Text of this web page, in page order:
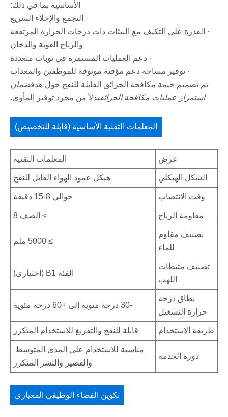
الأساسية بما في ذلك:
· التجمع والإخلاء السريع
· القدرة على التكيف مع البيئات ذات درجات الحرارة المرتفعة
والرياح القوية والدخان
· دعم العمليات المستمرة في نوبات متعددة
· توفير مساحة دعم مؤقتة موثوقة للموظفين والمعدات
تم تصميم خيمة مكافحة الحرائق القابلة للنفخ حول هدفضمان
استمرار عمليات مكافحة الحرائقبدلاً من مجرد توفير المأوى.
المعلمات التقنية الأساسية (قابلة للتخصيص)
غرض المعلمات التقنية
الشكل الهيكلي هيكل عمود الهواء القابل للنفخ
وقت الانتصاب حوالي 8-15 دقيقة
مقاومة الرياح ≥ الصف 8
تصنيف مقاوم
للماء
≥ 5000 ملم
تصنيف مثبطات
اللهب
الفئة B1 (اختياري)
نطاق درجة
حرارة التشغيل
-30 درجة مئوية إلى +60 درجة مئوية
طريقة الاستخدام قابلة للنفخ والتفريغ للاستخدام المتكرر
دورة الخدمة
مناسبة للاستخدام على المدى المتوسط ​​
والقصير والنشر المتكرر
تكوين الفضاء الوظيفي المعياري